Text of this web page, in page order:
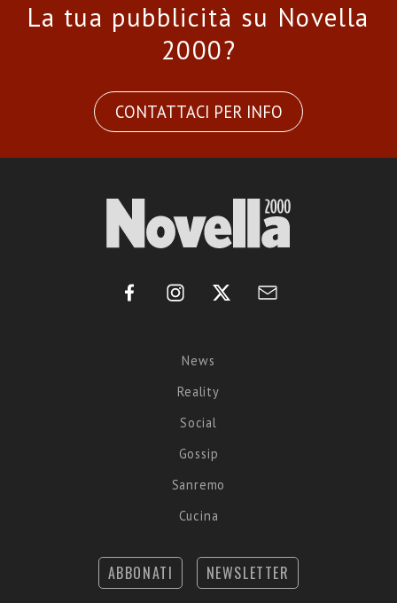
La tua pubblicità su Novella
2000?
CONTATTACI PER INFO
News
Reality
Social
Gossip
Sanremo
Cucina
ABBONATI NEWSLETTER